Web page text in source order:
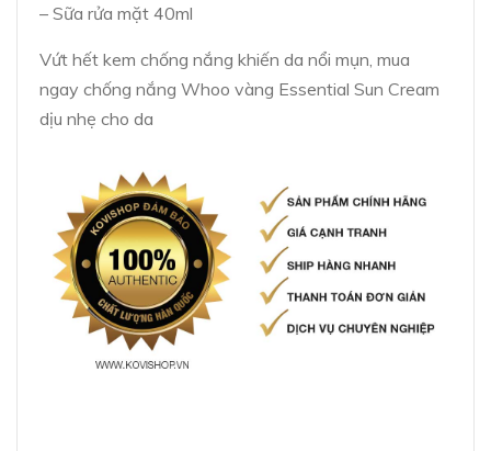
– Sữa rửa mặt 40ml
Vứt hết kem chống nắng khiến da nổi mụn, mua
ngay chống nắng Whoo vàng Essential Sun Cream
dịu nhẹ cho da